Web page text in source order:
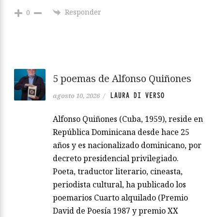
0 Responder
5 poemas de Alfonso Quiñones
agosto 10, 2026 / LAURA DI VERSO
Alfonso Quiñones (Cuba, 1959), reside en
República Dominicana desde hace 25
años y es nacionalizado dominicano, por
decreto presidencial privilegiado.
Poeta, traductor literario, cineasta,
periodista cultural, ha publicado los
poemarios Cuarto alquilado (Premio
David de Poesía 1987 y premio XX